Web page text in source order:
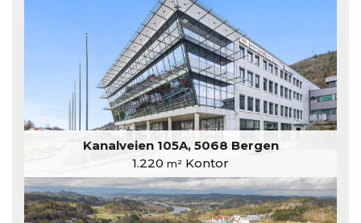
Kanalveien 105A, 5068 Bergen
1.220 m² Kontor